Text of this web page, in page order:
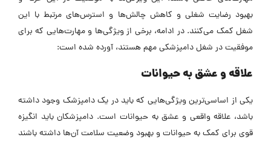
بهبود رضایت شغلی و کاهش چالش‌ها و استرس‌های مرتبط با این
شغل کمک می‌کنند. در ادامه، برخی از ویژگی‌ها و مهارت‌هایی که برای
موفقیت در شغل دامپزشکی مهم هستند، آورده شده است:
علاقه و عشق به حیوانات
یکی از اساسی‌ترین ویژگی‌هایی که باید در یک دامپزشک وجود داشته
باشد، علاقه واقعی و عشق به حیوانات است. دامپزشکان باید انگیزه
قوی برای کمک به حیوانات و بهبود وضعیت سلامت آن‌ها داشته باشند